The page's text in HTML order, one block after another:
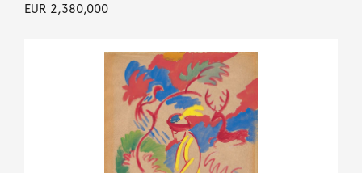
EUR 2,380,000